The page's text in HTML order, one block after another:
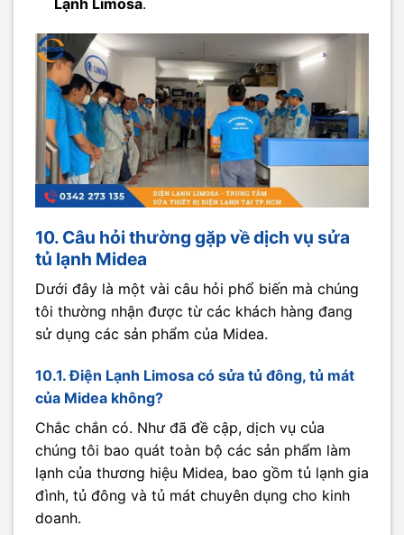
10. Câu hỏi thường gặp về dịch vụ sửa
tủ lạnh Midea
Dưới đây là một vài câu hỏi phổ biến mà chúng
tôi thường nhận được từ các khách hàng đang
sử dụng các sản phẩm của Midea.
10.1. Điện Lạnh Limosa có sửa tủ đông, tủ mát
của Midea không?
Chắc chắn có. Như đã đề cập, dịch vụ của
chúng tôi bao quát toàn bộ các sản phẩm làm
lạnh của thương hiệu Midea, bao gồm tủ lạnh gia
đình, tủ đông và tủ mát chuyên dụng cho kinh
doanh.